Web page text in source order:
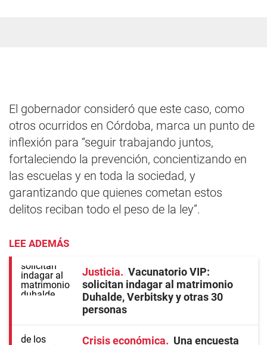
El gobernador consideró que este caso, como
otros ocurridos en Córdoba, marca un punto de
inflexión para “seguir trabajando juntos,
fortaleciendo la prevención, concientizando en
las escuelas y en toda la sociedad, y
garantizando que quienes cometan estos
delitos reciban todo el peso de la ley”.
LEE ADEMÁS
Justicia
Vacunatorio VIP:
solicitan indagar al matrimonio
Duhalde, Verbitsky y otras 30
personas
Crisis económica
Una encuesta